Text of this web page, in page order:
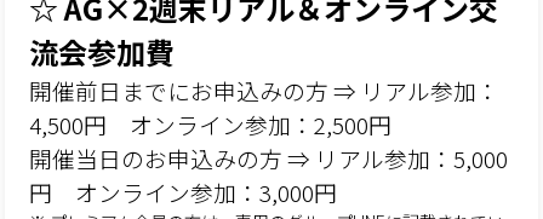
流会参加費
開催前日までにお申込みの方 ⇒ リアル参加：
4,500円 オンライン参加：2,500円
開催当日のお申込みの方 ⇒ リアル参加：5,000
円 オンライン参加：3,000円